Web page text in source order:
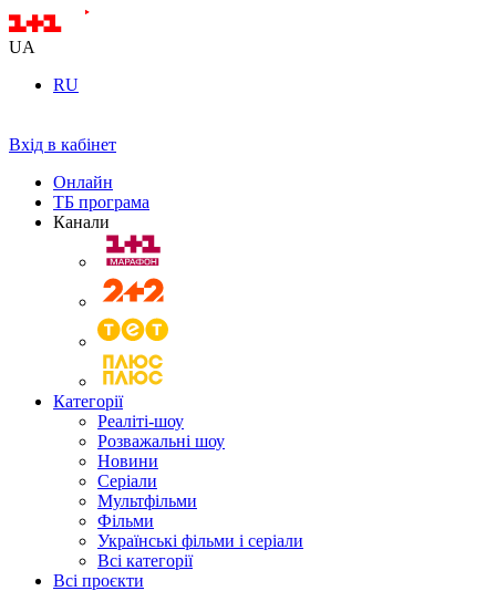
UA
RU
Вхід в кабінет
Онлайн
ТБ програма
Канали
Категорії
Реаліті-шоу
Розважальні шоу
Новини
Серіали
Мультфільми
Фільми
Українські фільми і серіали
Всі категорії
Всі проєкти